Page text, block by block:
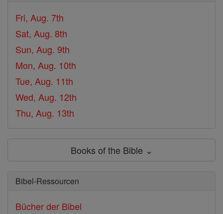
Fri, Aug. 7th
Sat, Aug. 8th
Sun, Aug. 9th
Mon, Aug. 10th
Tue, Aug. 11th
Wed, Aug. 12th
Thu, Aug. 13th
Books of the Bible ⌄
Bibel-Ressourcen
Bücher der Bibel